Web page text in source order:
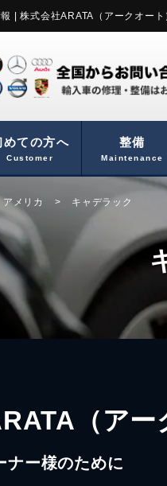
| 株式会社ARATA（アークオー
めての方へ
Customer
整備
Maintenance
アメリカ > キャデラック
（ア
ナー様のために